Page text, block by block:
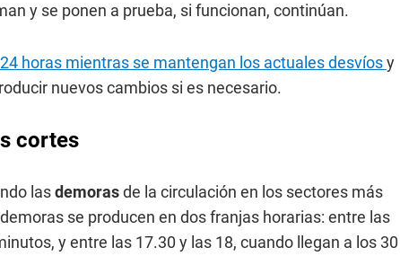
y se ponen a prueba, si funcionan, continúan.
horas mientras se mantengan los actuales desvíosy
nuevos cambios si es necesario.
cortes
lasdemorasde la circulación en los sectores más
se producen en dos franjas horarias: entre las
y entre las 17.30 y las 18, cuando llegan a los 30